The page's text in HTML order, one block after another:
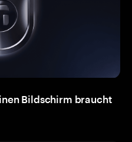
Bildschirm braucht